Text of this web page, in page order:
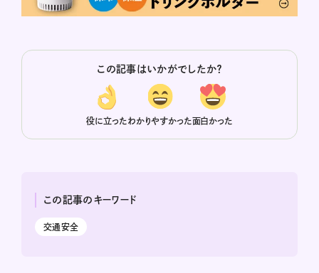
この記事はいかがでしたか？
役に立ったわかりやすかった面白かった
この記事のキーワード
交通安全